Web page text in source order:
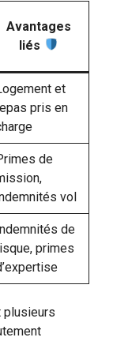
Avantages
liés
et
pris en
de
vol
de
primes
plusieurs